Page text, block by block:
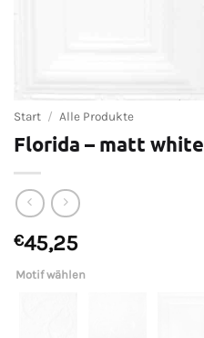
Start / Alle Produkte
Florida – matt white
€45,25
Motif wählen